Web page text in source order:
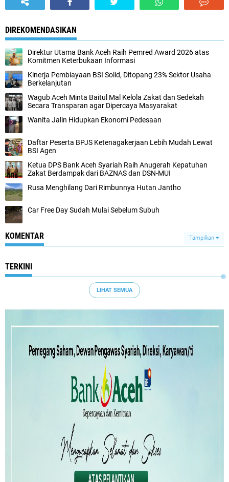
DIREKOMENDASIKAN
Direktur Utama Bank Aceh Raih Pemred Award 2026 atas
Komitmen Keterbukaan Informasi
Kinerja Pembiayaan BSI Solid, Ditopang 23% Sektor Usaha
Berkelanjutan
Wagub Aceh Minta Baitul Mal Kelola Zakat dan Sedekah
Secara Transparan agar Dipercaya Masyarakat
Wanita Jalin Hidupkan Ekonomi Pedesaan
Daftar Peserta BPJS Ketenagakerjaan Lebih Mudah Lewat
BSI Agen
Ketua DPS Bank Aceh Syariah Raih Anugerah Kepatuhan
Zakat Berdampak dari BAZNAS dan DSN-MUI
Rusa Menghilang Dari Rimbunnya Hutan Jantho
Car Free Day Sudah Mulai Sebelum Subuh
KOMENTAR Tampilkan
TERKINI
LIHAT SEMUA